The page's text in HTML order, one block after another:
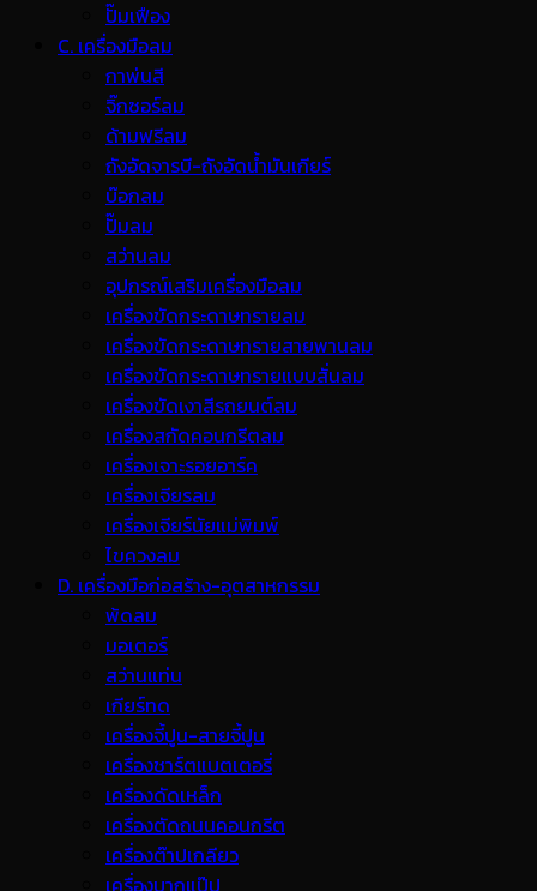
ปั๊มเฟือง
C. เครื่องมือลม
กาพ่นสี
จิ๊กซอร์ลม
ด้ามฟรีลม
ถังอัดจารบี-ถังอัดน้ำมันเกียร์
บ๊อกลม
ปั๊มลม
สว่านลม
อุปกรณ์เสริมเครื่องมือลม
เครื่องขัดกระดาษทรายลม
เครื่องขัดกระดาษทรายสายพานลม
เครื่องขัดกระดาษทรายแบบสั่นลม
เครื่องขัดเงาสีรถยนต์ลม
เครื่องสกัดคอนกรีตลม
เครื่องเจาะรอยอาร์ค
เครื่องเจียรลม
เครื่องเจียร์นัยแม่พิมพ์
ไขควงลม
D. เครื่องมือก่อสร้าง-อุตสาหกรรม
พ้ดลม
มอเตอร์
สว่านแท่น
เกียร์ทด
เครื่องจี้ปูน-สายจี้ปูน
เครื่องชาร์ตแบตเตอรี่
เครื่องดัดเหล็ก
เครื่องตัดถนนคอนกรีต
เครื่องต๊าปเกลียว
เครื่องบากแป๊ป